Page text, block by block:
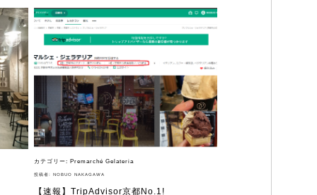
カテゴリー: Premarché Gelateria
投稿者: NOBUO NAKAGAWA
【速報】TripAdvisor京都No.1!